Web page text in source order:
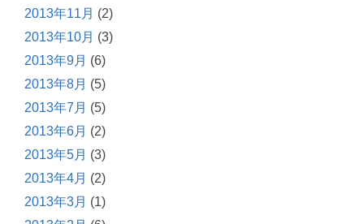
2013年11月 (2)
2013年10月 (3)
2013年9月 (6)
2013年8月 (5)
2013年7月 (5)
2013年6月 (2)
2013年5月 (3)
2013年4月 (2)
2013年3月 (1)